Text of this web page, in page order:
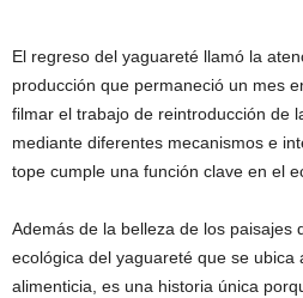
El regreso del yaguareté llamó la
producción que permaneció un mes
filmar el trabajo de reintroducción de
mediante diferentes mecanismos e
tope cumple una función clave en el
Además de la belleza de los paisajes
ecológica del yaguareté que se ubica
alimenticia, es una historia única